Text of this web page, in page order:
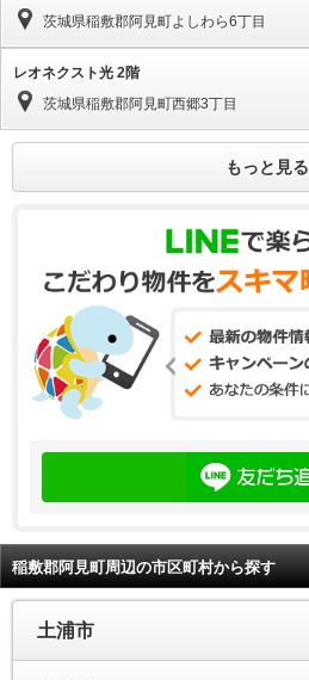
茨城県稲敷郡阿見町よしわら6丁目
レオネクスト光 2階
茨城県稲敷郡阿見町西郷3丁目
もっと見る
稲敷郡阿見町周辺の市区町村から探す
土浦市